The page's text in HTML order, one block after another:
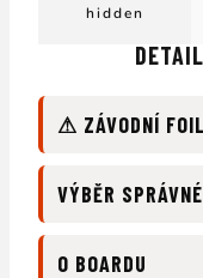
⚠ ZÁVODNÍ
VÝBĚR
O BOARDU
hidden